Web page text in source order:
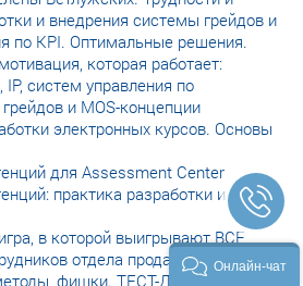
и внедрения системы грейдов и
по KPI. Оптимальные решения.
которая работает:
IP, систем управления по
и MOS-концепции
электронных курсов. Основы
для Assessment Center
практика разработки и
в которой выигрывают ВСЕ
отдела продаж:
фишки. ТЕСТ-ДРАЙВ
Онлайн-чат